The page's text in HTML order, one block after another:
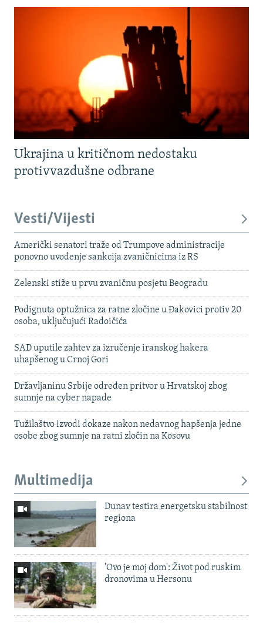
Ukrajina u kritičnom nedostaku
protivvazdušne odbrane
Vesti/Vijesti
Američki senatori traže od Trumpove administracije
ponovno uvođenje sankcija zvaničnicima iz RS
Zelenski stiže u prvu zvaničnu posjetu Beogradu
Podignuta optužnica za ratne zločine u Đakovici protiv 20
osoba, uključujući Radoičića
SAD uputile zahtev za izručenje iranskog hakera
uhapšenog u Crnoj Gori
Državljaninu Srbije određen pritvor u Hrvatskoj zbog
sumnje na cyber napade
Tužilaštvo izvodi dokaze nakon nedavnog hapšenja jedne
osobe zbog sumnje na ratni zločin na Kosovu
Multimedija
Dunav testira energetsku stabilnost
regiona
'Ovo je moj dom': Život pod ruskim
dronovima u Hersonu